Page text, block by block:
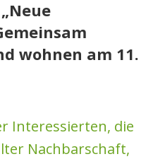
wohnen am 11.
Interessierten, die
Nachbarschaft,